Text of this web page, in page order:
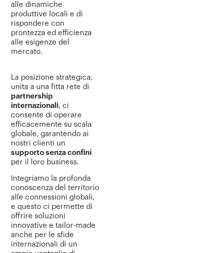
alle dinamiche
produttive locali e di
rispondere con
prontezza ed efficienza
alle esigenze del
mercato.
La posizione strategica,
unita a una fitta rete di
partnership
internazionali, ci
consente di operare
efficacemente su scala
globale, garantendo ai
nostri clienti un
supporto senza confini
per il loro business.
Integriamo la profonda
conoscenza del territorio
alle connessioni globali,
e questo ci permette di
offrire soluzioni
innovative e tailor-made
anche per le sfide
internazionali di un